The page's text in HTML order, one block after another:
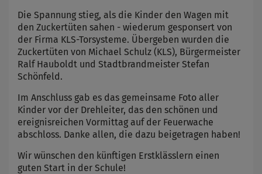
Die Spannung stieg, als die Kinder den Wagen mit
den Zuckertüten sahen - wiederum gesponsert von
der Firma KLS-Torsysteme. Übergeben wurden die
Zuckertüten von Michael Schulz (KLS), Bürgermeister
Ralf Hauboldt und Stadtbrandmeister Stefan
Schönfeld.
Im Anschluss gab es das gemeinsame Foto aller
Kinder vor der Drehleiter, das den schönen und
ereignisreichen Vormittag auf der Feuerwache
abschloss. Danke allen, die dazu beigetragen haben!
Wir wünschen den künftigen Erstklässlern einen
guten Start in der Schule!